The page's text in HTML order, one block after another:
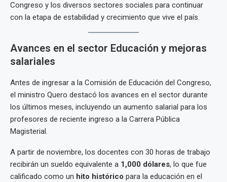
Congreso y los diversos sectores sociales para continuar
con la etapa de estabilidad y crecimiento que vive el país.
Avances en el sector Educación y mejoras
salariales
Antes de ingresar a la Comisión de Educación del Congreso,
el ministro Quero destacó los avances en el sector durante
los últimos meses, incluyendo un aumento salarial para los
profesores de reciente ingreso a la Carrera Pública
Magisterial.
A partir de noviembre, los docentes con 30 horas de trabajo
recibirán un sueldo equivalente a 1,000 dólares, lo que fue
calificado como un hito histórico para la educación en el